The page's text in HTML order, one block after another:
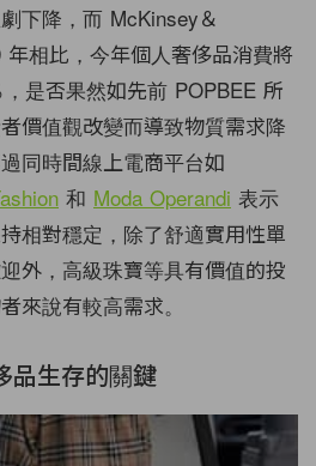
下降，而 McKinsey＆
相比，今年個人奢侈品消費將
是否果然如先前 POPBEE 所
價值觀改變而導致物質需求降
同時間線上電商平台如
和 Moda Operandi 表示
相對穩定，除了舒適實用性單
外，高級珠寶等具有價值的投
來說有較高需求。
品生存的關鍵